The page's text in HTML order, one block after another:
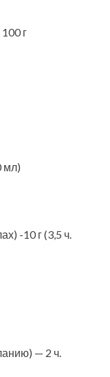
г
мл)
-10 г (3,5 ч.
— 2 ч.